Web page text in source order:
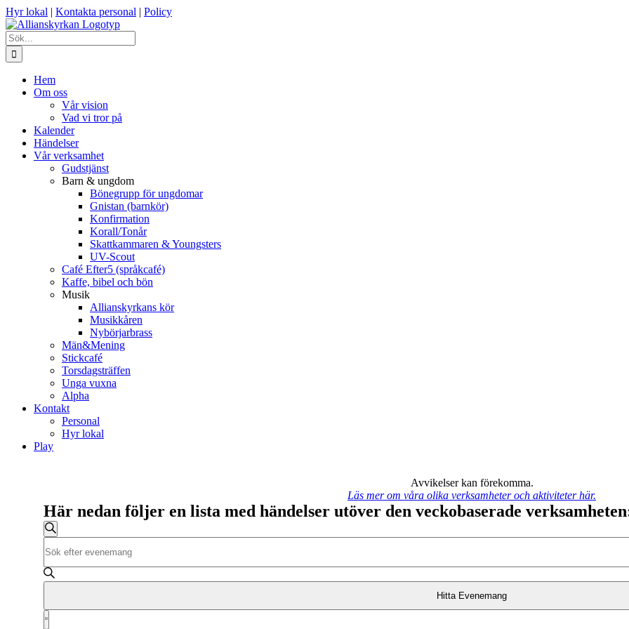
Fortsätt
till
innehållet
Hyr lokal | Kontakta personal | Policy
Sök
efter:
Hem
Om oss
Vår vision
Vad vi tror på
Kalender
Händelser
Vår verksamhet
Gudstjänst
Barn & ungdom
Bönegrupp för ungdomar
Gnistan (barnkör)
Konfirmation
Korall/Tonår
Skattkammaren & Youngsters
UV-Scout
Café Efter5 (språkcafé)
Kaffe, bibel och bön
Musik
Allianskyrkans kör
Musikkåren
Nybörjarbrass
Män&Mening
Stickcafé
Torsdagsträffen
Unga vuxna
Alpha
Kontakt
Personal
Hyr lokal
Play
Avvikelser kan förekomma.
Läs mer om våra olika verksamheter och aktiviteter här.
Här nedan följer en lista med händelser utöver den veckobaserade
Evenemang
Evenemang
Search
and
Views
Navigation
Sök
nyckelord.
Sök
efter
efter
nyckelord.
Hitta Evenemang
Evenemang
Lista